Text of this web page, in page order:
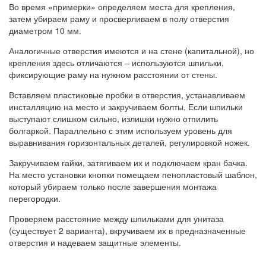
Во время «примерки» определяем места для крепления,
затем убираем раму и просверливаем в полу отверстия
диаметром 10 мм.
Аналогичные отверстия имеются и на стене (капитальной), но
крепления здесь отличаются – используются шпильки,
фиксирующие раму на нужном расстоянии от стены.
Вставляем пластиковые пробки в отверстия, устанавливаем
инсталляцию на место и закручиваем болты. Если шпильки
выступают слишком сильно, излишки нужно отпилить
болгаркой. Параллельно с этим используем уровень для
выравнивания горизонтальных деталей, регулировкой ножек.
Закручиваем гайки, затягиваем их и подключаем кран бачка.
На место установки кнопки помещаем пенопластовый шаблон,
который убираем только после завершения монтажа
перегородки.
Проверяем расстояние между шпильками для унитаза
(существует 2 варианта), вкручиваем их в предназначенные
отверстия и надеваем защитные элементы.